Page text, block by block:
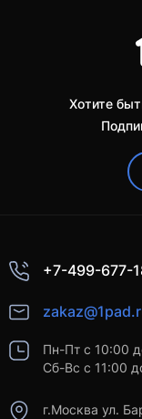
Хотите
+7-499-677-
Пн-Пт с 10:00
Сб-Вс с 11:00
г.Москва ул.